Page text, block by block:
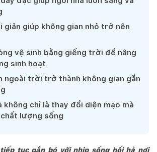
giản giúp không gian nhỏ trở nên
vệ sinh bằng giếng trời để nâng
sinh hoạt
ngoài trời trở thành không gian gắn
không chỉ là thay đổi diện mạo mà
lượng sống
tục gắn bó với nhịp sống hối hả nơi